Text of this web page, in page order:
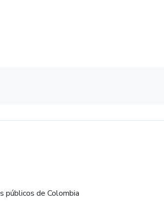
públicos de Colombia